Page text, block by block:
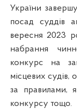
України
посад суддів
вересня 2023
набрання
конкурс на
місцевих судів,
за правилами,
конкурсу тощо.